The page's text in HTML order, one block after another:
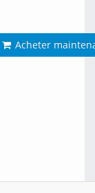
Acheter